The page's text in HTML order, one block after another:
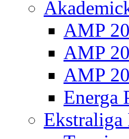
AMP
AMP
AMP
Energa
Ekstraliga